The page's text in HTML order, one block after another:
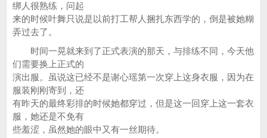
绑人很熟练，问起
来的时候叶舞只说是以前打工帮人捆扎东西学的，倒是被她糊
弄过去了。
时间一晃就来到了正式表演的那天，与排练不同，今天他
们需要换上正式的
演出服。虽说这已经不是谢心瑶第一次穿上这身衣服，因为在
服装刚刚寄到，还
有昨天的最终彩排的时候她都穿过，但是这一回穿上这一套衣
服，她还是不免有
些羞涩，虽然她的眼中又有一丝期待。